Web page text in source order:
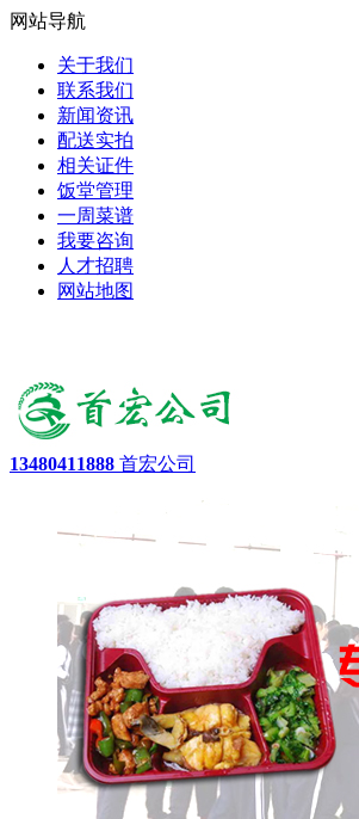
网站导航
关于我们
联系我们
新闻资讯
配送实拍
相关证件
饭堂管理
一周菜谱
我要咨询
人才招聘
网站地图
13480411888 首宏公司